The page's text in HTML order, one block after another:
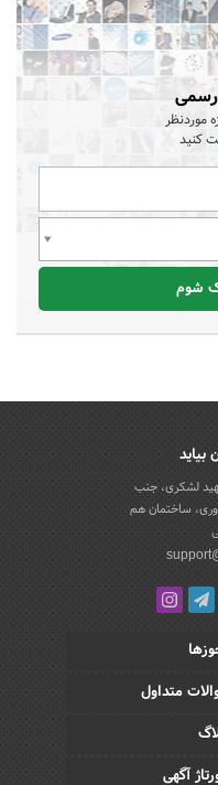
رسمی
موردنظر
کنید
شوم
بیاید
لشکری، جنب
ساختمان هم
متداول
آگهی